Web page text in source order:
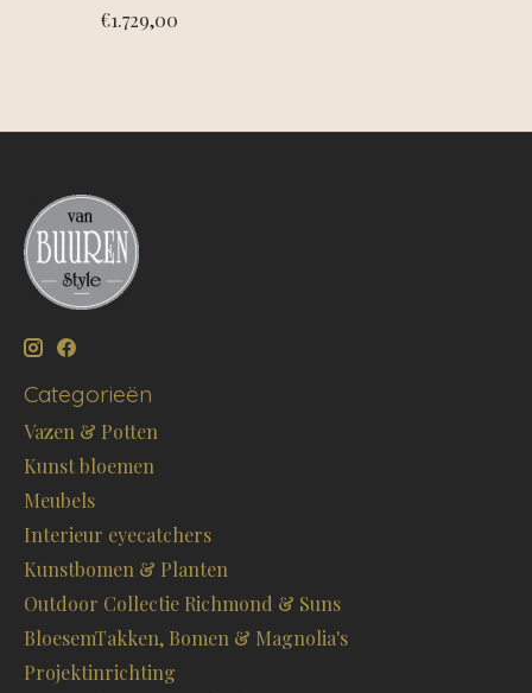
€1.729,00
Categorieën
Vazen & Potten
Kunst bloemen
Meubels
Interieur eyecatchers
Kunstbomen & Planten
Outdoor Collectie Richmond & Suns
BloesemTakken, Bomen & Magnolia's
Projektinrichting